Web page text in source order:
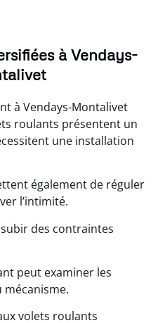
à Vendays-
à Vendays-Montalivet
roulants présentent un
une installation
également de réguler
l’intimité.
des contraintes
peut examiner les
volets roulants